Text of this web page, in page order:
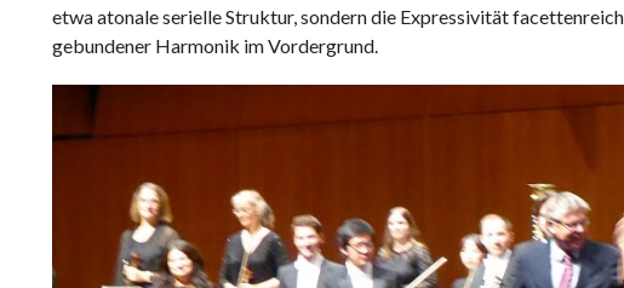
etwa atonale serielle Struktur, sondern die Expressivität
gebundener Harmonik im Vordergrund.